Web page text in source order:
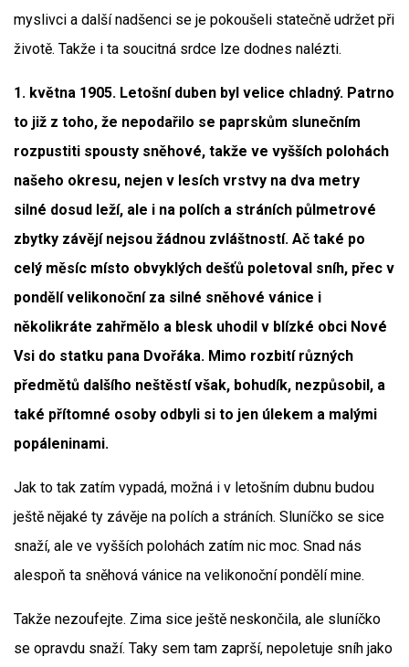
myslivci a další nadšenci se je pokoušeli statečně udržet při
životě. Takže i ta soucitná srdce lze dodnes nalézti.
1. května 1905. Letošní duben byl velice chladný. Patrno
to již z toho, že nepodařilo se paprskům slunečním
rozpustiti spousty sněhové, takže ve vyšších polohách
našeho okresu, nejen v lesích vrstvy na dva metry
silné dosud leží, ale i na polích a stráních půlmetrové
zbytky závějí nejsou žádnou zvláštností. Ač také po
celý měsíc místo obvyklých dešťů poletoval sníh, přec v
pondělí velikonoční za silné sněhové vánice i
několikráte zahřmělo a blesk uhodil v blízké obci Nové
Vsi do statku pana Dvořáka. Mimo rozbití různých
předmětů dalšího neštěstí však, bohudík, nezpůsobil, a
také přítomné osoby odbyli si to jen úlekem a malými
popáleninami.
Jak to tak zatím vypadá, možná i v letošním dubnu budou
ještě nějaké ty závěje na polích a stráních. Sluníčko se sice
snaží, ale ve vyšších polohách zatím nic moc. Snad nás
alespoň ta sněhová vánice na velikonoční pondělí mine.
Takže nezoufejte. Zima sice ještě neskončila, ale sluníčko
se opravdu snaží. Taky sem tam zaprší, nepoletuje sníh jako